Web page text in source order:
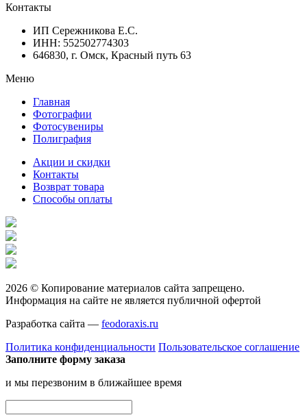
Контакты
ИП Сережникова Е.С.
ИНН: 552502774303
646830, г. Омск, Красный путь 63
Меню
Главная
Фотографии
Фотосувениры
Полиграфия
Акции и скидки
Контакты
Возврат товара
Способы оплаты
2026 © Копирование материалов сайта запрещено.
Информация на сайте не является публичной офертой
Разработка сайта — feodoraxis.ru
Политика конфиденциальности Пользовательское соглашение
Заполните форму заказа
и мы перезвоним в ближайшее время